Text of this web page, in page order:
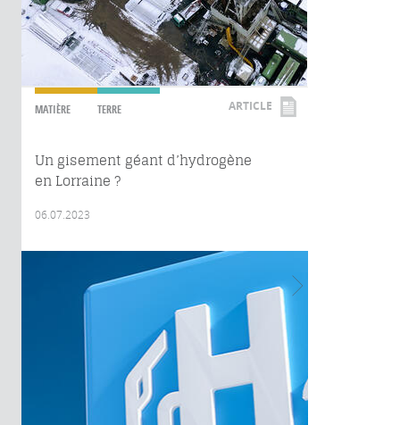
MATIÈRE TERRE ARTICLE
Un gisement géant d’hydrogène
en Lorraine ?
06.07.2023